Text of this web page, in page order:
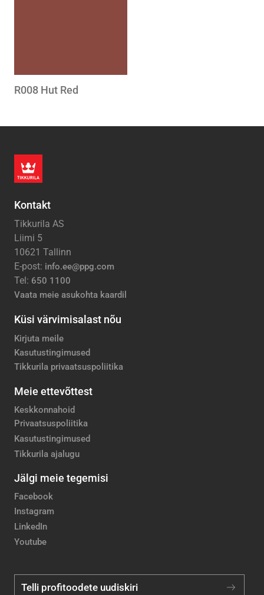
R008 Hut Red
Kontakt
Tikkurila AS
Liimi 5
10621 Tallinn
E-post: info.ee@ppg.com
Tel: 650 1100
Vaata meie asukohta kaardil
Küsi värvimisalast nõu
Kirjuta meile
Kasutustingimused
Tikkurila privaatsuspoliitika
Meie ettevõttest
Keskkonnahoid
Privaatsuspoliitika
Kasutustingimused
Tikkurila ajalugu
Jälgi meie tegemisi
Facebook
Instagram
LinkedIn
Youtube
Telli profitoodete uudiskiri